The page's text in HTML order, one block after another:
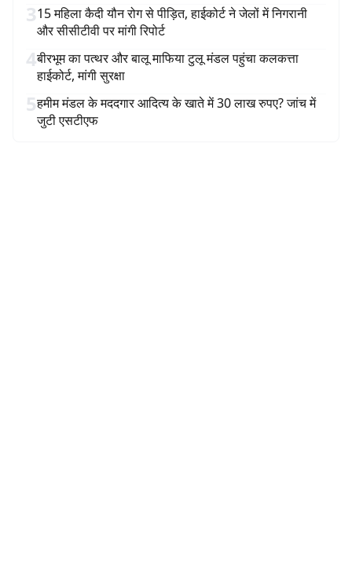
315 महिला कैदी यौन रोग से पीड़ित, हाईकोर्ट ने जेलों में निगरानी
और सीसीटीवी पर मांगी रिपोर्ट
4बीरभूम का पत्थर और बालू माफिया टुलू मंडल पहुंचा कलकत्ता
हाईकोर्ट, मांगी सुरक्षा
5हमीम मंडल के मददगार आदित्य के खाते में 30 लाख रुपए? जांच में
जुटी एसटीएफ